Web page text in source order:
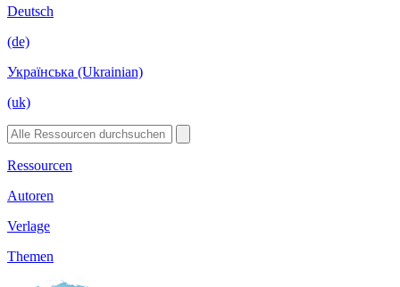
Deutsch
(de)
Українська (Ukrainian)
(uk)
Ressourcen
Autoren
Verlage
Themen